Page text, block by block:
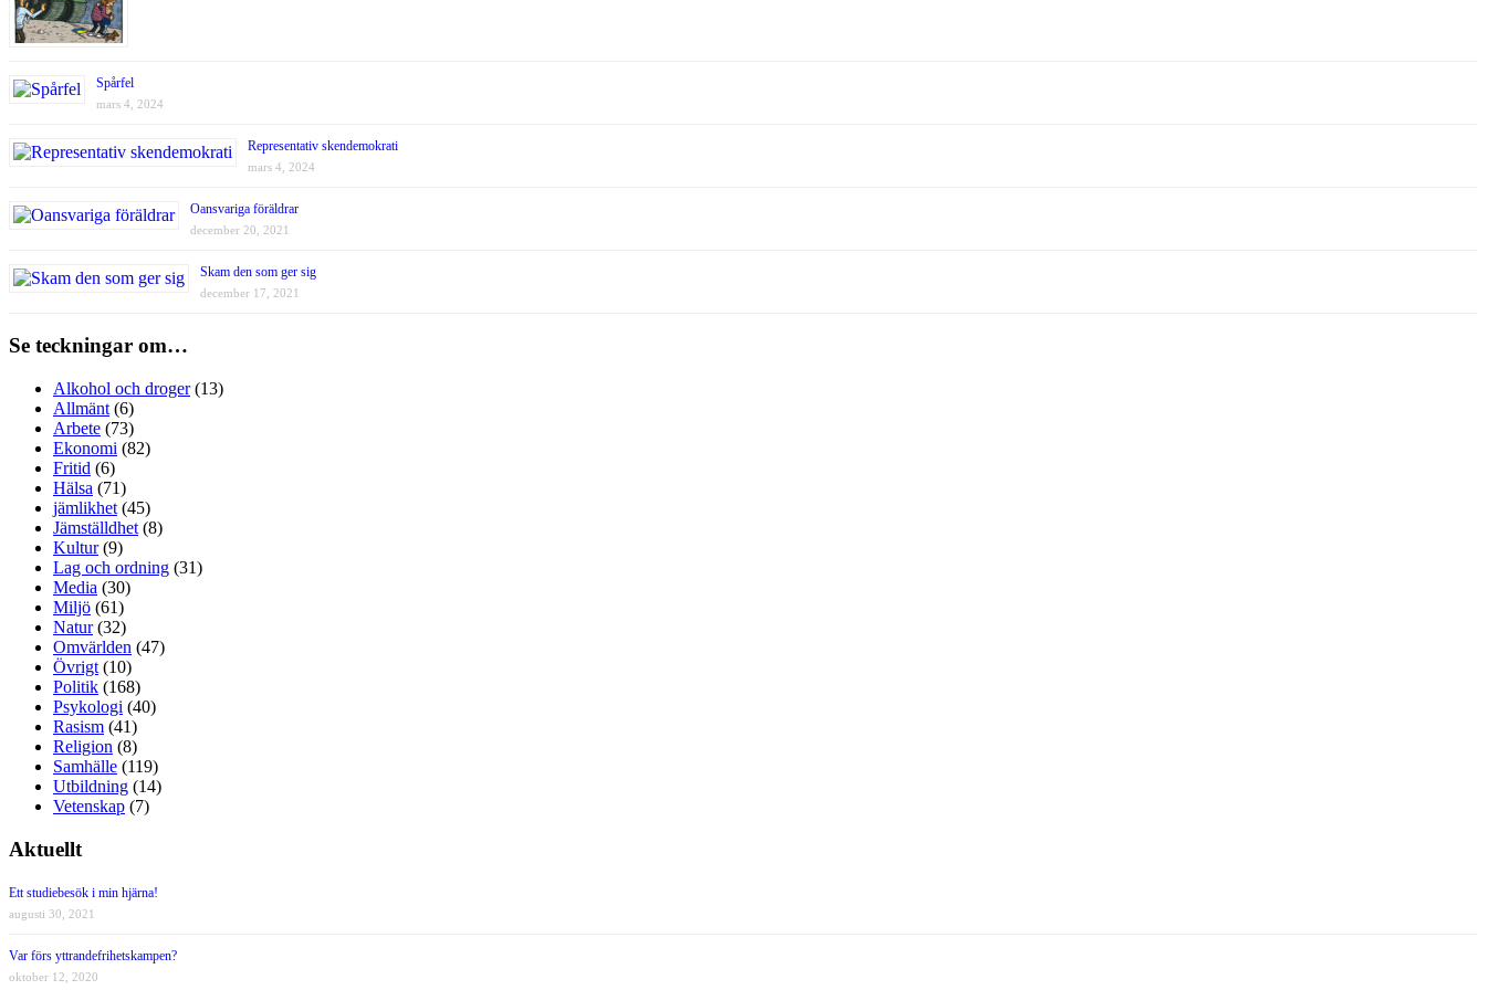
Spårfel
mars 4, 2024
Representativ skendemokrati
mars 4, 2024
Oansvariga föräldrar
december 20, 2021
Skam den som ger sig
december 17, 2021
Se teckningar om…
Alkohol och droger(13)
Allmänt (6)
Arbete (73)
Ekonomi (82)
Fritid (6)
Hälsa (71)
jämlikhet (45)
Jämställdhet (8)
Kultur(9)
Lag och ordning (31)
Media (30)
Miljö (61)
Natur(32)
Omvärlden (47)
Övrigt (10)
Politik (168)
Psykologi (40)
Rasism (41)
Religion (8)
Samhälle (119)
Utbildning (14)
Vetenskap (7)
Aktuellt
Ett studiebesök i min hjärna!
augusti 30, 2021
Var förs yttrandefrihetskampen?
oktober 12, 2020